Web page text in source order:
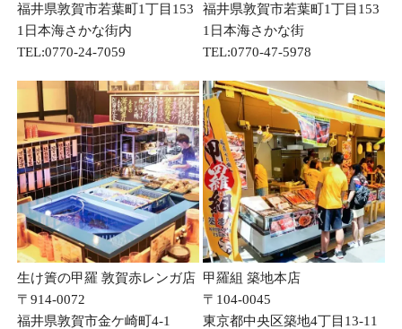
福井県敦賀市若葉町1丁目153
1日本海さかな街内
TEL:0770-24-7059
福井県敦賀市若葉町1丁目153
1日本海さかな街
TEL:0770-47-5978
生け簀の甲羅 敦賀赤レンガ店
〒914-0072
福井県敦賀市金ケ崎町4-1
甲羅組 築地本店
〒104-0045
東京都中央区築地4丁目13-11